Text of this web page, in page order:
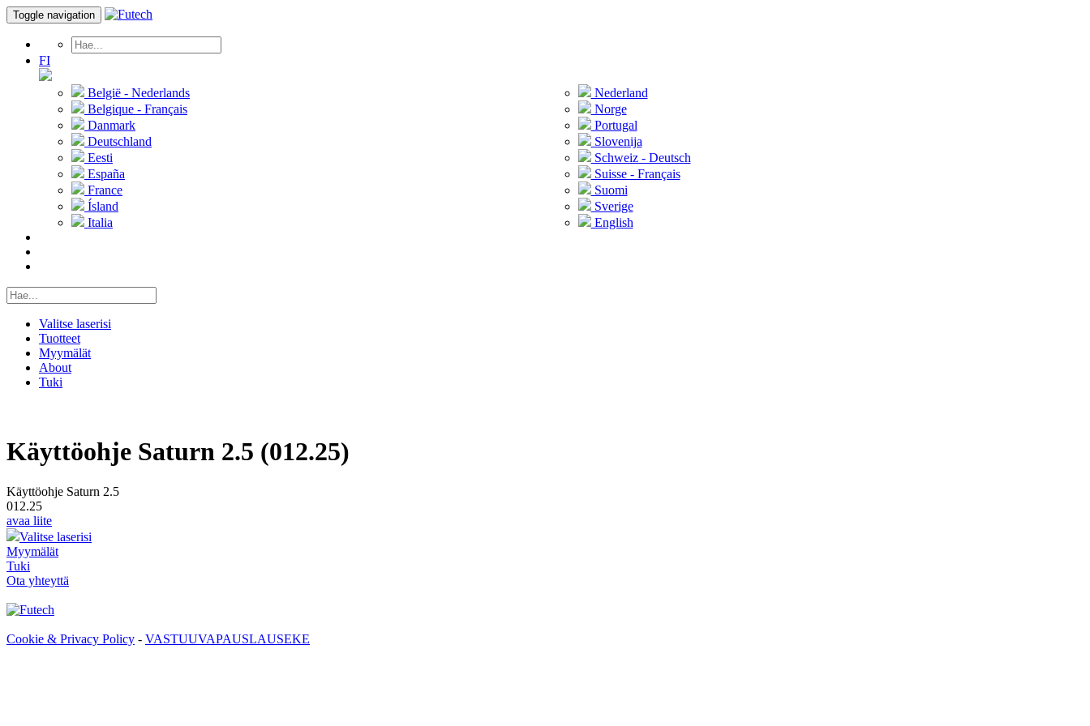
Toggle navigation
FI
België - Nederlands
Belgique - Français
Danmark
Deutschland
Eesti
España
France
Ísland
Italia
Nederland
Norge
Portugal
Slovenija
Schweiz - Deutsch
Suisse - Français
Suomi
Sverige
English
Valitse laserisi
Tuotteet
Myymälät
About
Tuki
Käyttöohje Saturn 2.5 (012.25)
Käyttöohje Saturn 2.5
012.25
avaa liite
Valitse laserisi
Myymälät
Tuki
Ota yhteyttä
Cookie & Privacy Policy - VASTUUVAPAUSLAUSEKE